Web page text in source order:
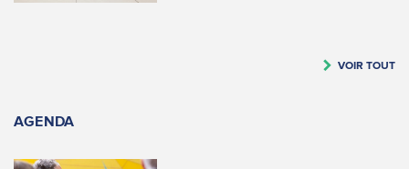
VOIR TOUT
AGENDA